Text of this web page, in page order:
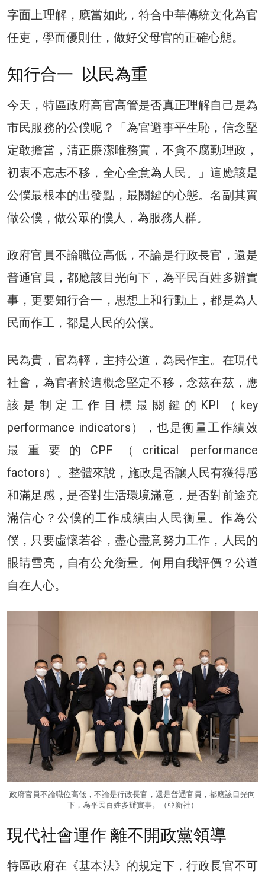
字面上理解，應當如此，符合中華傳統文化為官
任吏，學而優則仕，做好父母官的正確心態。
知行合一 以民為重
今天，特區政府高官高管是否真正理解自己是為
市民服務的公僕呢？「為官避事平生恥，信念堅
定敢擔當，清正廉潔唯務實，不貪不腐勤理政，
初衷不忘志不移，全心全意為人民。」這應該是
公僕最根本的出發點，最關鍵的心態。名副其實
做公僕，做公眾的僕人，為服務人群。
政府官員不論職位高低，不論是行政長官，還是
普通官員，都應該目光向下，為平民百姓多辦實
事，更要知行合一，思想上和行動上，都是為人
民而作工，都是人民的公僕。
民為貴，官為輕，主持公道，為民作主。在現代
社會，為官者於這概念堅定不移，念茲在茲，應
該是制定工作目標最關鍵的KPI（key
performance indicators），也是衡量工作績效
最重要的CPF（critical performance
factors）。整體來說，施政是否讓人民有獲得感
和滿足感，是否對生活環境滿意，是否對前途充
滿信心？公僕的工作成績由人民衡量。作為公
僕，只要虛懷若谷，盡心盡意努力工作，人民的
眼睛雪亮，自有公允衡量。何用自我評價？公道
自在人心。
政府官員不論職位高低，不論是行政長官，還是普通官員，都應該目光向
下，為平民百姓多辦實事。（亞新社）
現代社會運作 離不開政黨領導
特區政府在《基本法》的規定下，行政長官不可